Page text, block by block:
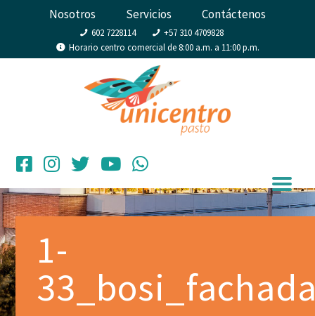
Nosotros Servicios Contáctenos
602 7228114
+57 310 4709828
Horario centro comercial de 8:00 a.m. a 11:00 p.m.
1-